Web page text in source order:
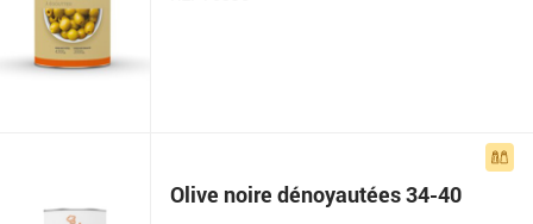
Olive noire dénoyautées 34-40